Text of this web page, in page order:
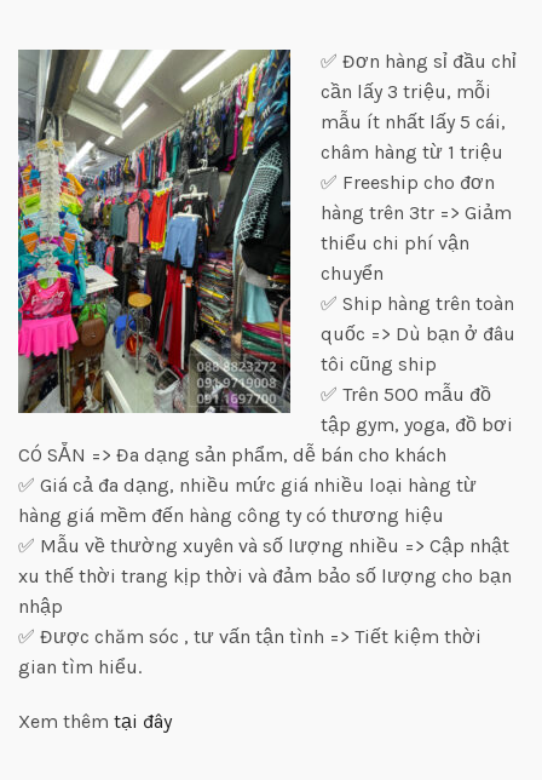
✅ Đơn hàng sỉ đầu chỉ
cần lấy 3 triệu, mỗi
mẫu ít nhất lấy 5 cái,
châm hàng từ 1 triệu
✅ Freeship cho đơn
hàng trên 3tr => Giảm
thiểu chi phí vận
chuyển
✅ Ship hàng trên toàn
quốc => Dù bạn ở đâu
tôi cũng ship
✅ Trên 500 mẫu đồ
tập gym, yoga, đồ bơi
CÓ SẴN => Đa dạng sản phẩm, dễ bán cho khách
✅ Giá cả đa dạng, nhiều mức giá nhiều loại hàng từ
hàng giá mềm đến hàng công ty có thương hiệu
✅ Mẫu về thường xuyên và số lượng nhiều => Cập nhật
xu thế thời trang kịp thời và đảm bảo số lượng cho bạn
nhập
✅ Được chăm sóc , tư vấn tận tình => Tiết kiệm thời
gian tìm hiểu.
Xem thêm tại đây